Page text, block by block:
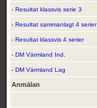
- Resultat klassvis serie 3
- Resultat sammanlagt 4 serier
- Resultat klassvis 4 serier
- DM Värmland Ind.
- DM Värmland Lag
Anmälan